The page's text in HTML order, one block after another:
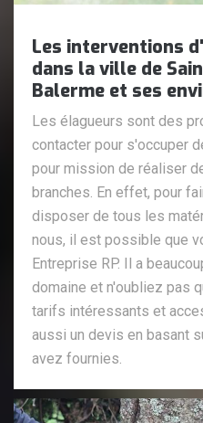
Les interventions
dans la ville de
Balerme et ses
Les élagueurs sont des
contacter pour s'occuper
pour mission de réaliser
branches. En effet, pour
disposer de tous les
nous, il est possible que
Entreprise RP. Il a
domaine et n'oubliez pas
tarifs intéressants et
aussi un devis en basant
avez fournies.